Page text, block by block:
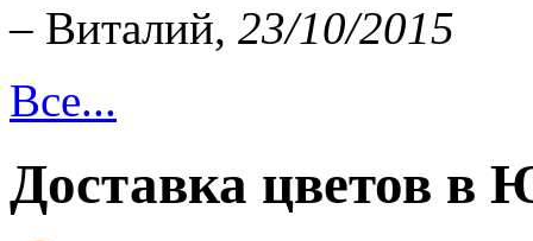
– Виталий, 23/10/2015
Все...
Доставка цветов в